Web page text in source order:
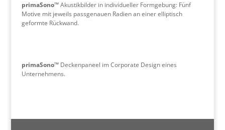
primaSono™Akustikbilder in individueller Formgebung: Fünf
Motive mit jeweils passgenauen Radien an einer elliptisch
geformte Rückwand.
primaSono™Deckenpaneel im Corporate Design eines
Unternehmens.